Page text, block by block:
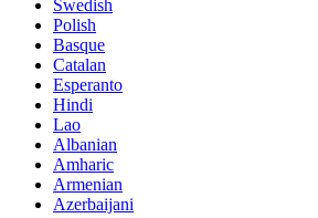
Swedish
Polish
Basque
Catalan
Esperanto
Hindi
Lao
Albanian
Amharic
Armenian
Azerbaijani